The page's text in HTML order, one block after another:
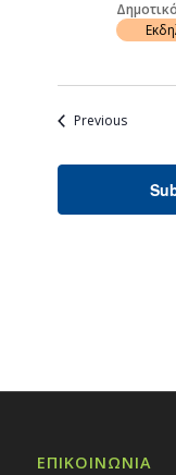
PreviousEvents
ΕΠΙΚΟΙΝΩΝΙΑ